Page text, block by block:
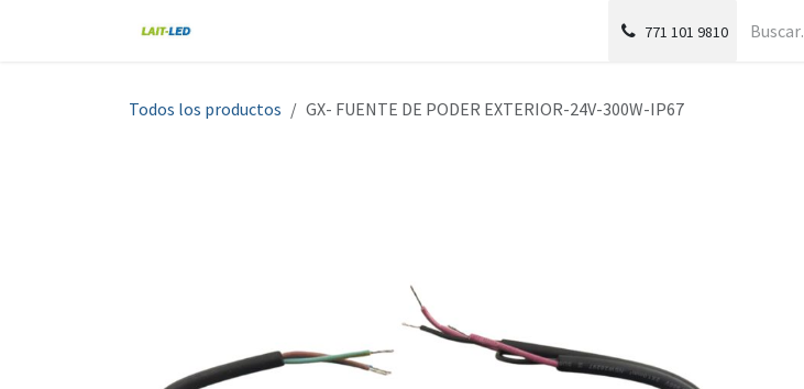
771 101 9810
Todos los productos GX- FUENTE DE PODER EXTERIOR-24V-300W-IP67